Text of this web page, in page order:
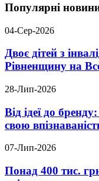
Популярні
04-Сер-2026
Двоє дітей з
Рівненщину на
28-Лип-2026
Від ідеї до
свою
07-Лип-2026
Понад 400 тис.